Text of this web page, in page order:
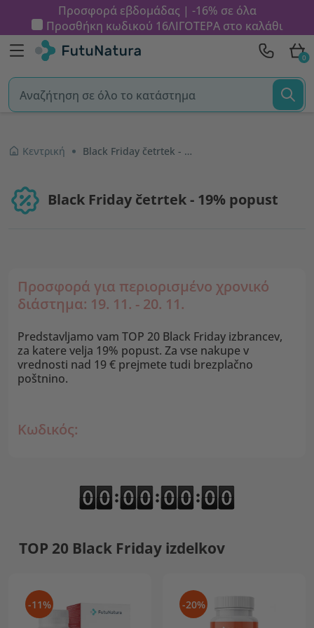
Προσφορά εβδομάδας | -16% σε όλα
Προσθήκη κωδικού 16ΛΙΓΟΤΕΡΑστο καλάθι
0
Κεντρική Black Friday četrtek - 19% popust
Black Friday četrtek - 19% popust
Προσφορά για περιορισμένο χρονικό
διάστημα: 19. 11. - 20. 11.
Predstavljamo vam TOP 20 Black Friday izbrancev,
za katere velja 19% popust. Za vse nakupe v
vrednosti nad 19 € prejmete tudi brezplačno
poštnino.
Κωδικός:
TOP 20 Black Friday izdelkov
-11% -20%